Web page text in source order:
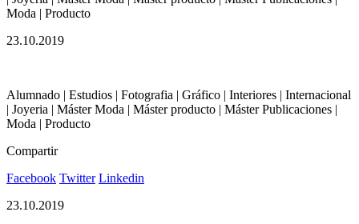
Moda | Producto
23.10.2019
Alumnado | Estudios | Fotografia | Gráfico | Interiores | Internacional
| Joyeria | Máster Moda | Máster producto | Máster Publicaciones |
Moda | Producto
Compartir
Facebook Twitter Linkedin
23.10.2019